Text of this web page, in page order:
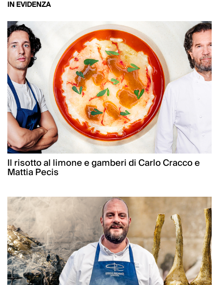
IN EVIDENZA
Il risotto al limone e gamberi di Carlo Cracco e
Mattia Pecis